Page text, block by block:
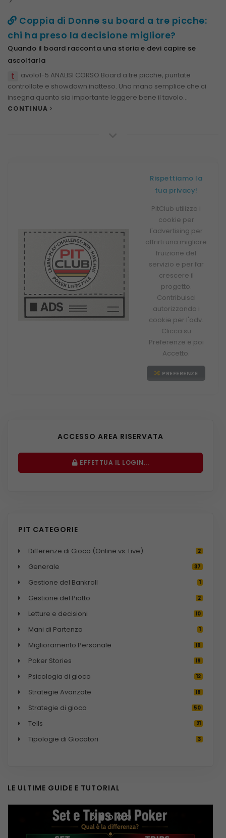
ACCESSO AREA RISERVATA
EFFETTUA IL LOGIN...
PIT CATEGORIE
Differenze di Gioco (Online vs. Live) 2
Generale 37
Gestione del Bankroll 1
Gestione del Piatto 2
Letture e decisioni 10
Mani di Partenza 1
Miglioramento Personale 16
Poker Stories 19
Psicologia di gioco 12
Strategie Avanzate 18
Strategie di gioco 50
Tells 21
Tipologie di Giocatori 3
LE ULTIME GUIDE E TUTORIAL
Coppia di Donne su board a tre picche:
chi ha preso la decisione migliore?
Quando il board racconta una storia e devi capire se
ascoltarla
t
avolo1-5 ANALISI CORSO Board a tre picche, puntate
controllate e showdown inatteso. Una mano semplice che ci
insegna quanto sia importante leggere bene il tavolo...
CONTINUA
Rispettiamo la
tua privacy!
PitClub utilizza i
cookie per
l'advertising per
offrirti una migliore
fruizione del
servizio e per far
crescere il
progetto.
Contribuisci
autorizzando i
cookie per l'adv.
Clicca su
Preferenze e poi
Accetto.
PREFERENZE